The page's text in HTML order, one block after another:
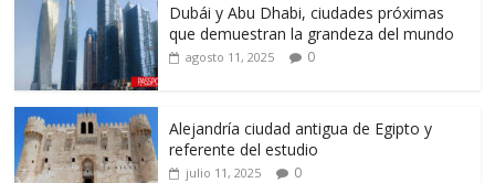
Dubái y Abu Dhabi, ciudades próximas
que demuestran la grandeza del mundo
agosto 11, 2025 0
Alejandría ciudad antigua de Egipto y
referente del estudio
julio 11, 2025 0